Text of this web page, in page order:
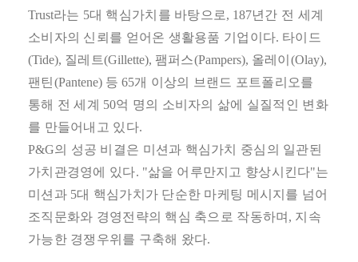
Trust라는 5대 핵심가치를 바탕으로, 187년간 전 세계
소비자의 신뢰를 얻어온 생활용품 기업이다. 타이드
(Tide), 질레트(Gillette), 팸퍼스(Pampers), 올레이 (Olay),
팬틴 (Pantene) 등65개 이상의 브랜드 포트폴리오를
통해 전 세계 50억 명의 소비자의 삶에 실질적인 변화
를 만들어내고 있다.
P&G의 성공 비결은 미션과 핵심가치 중심의 일관된
가치관경영에 있다. "삶을 어루만지고 향상시킨다"는
미션과 5대 핵심가치가 단순한 마케팅 메시지를 넘어
조직문화와 경영전략의 핵심 축으로 작동하며 , 지속
가능한 경쟁우위를 구축해 왔다.